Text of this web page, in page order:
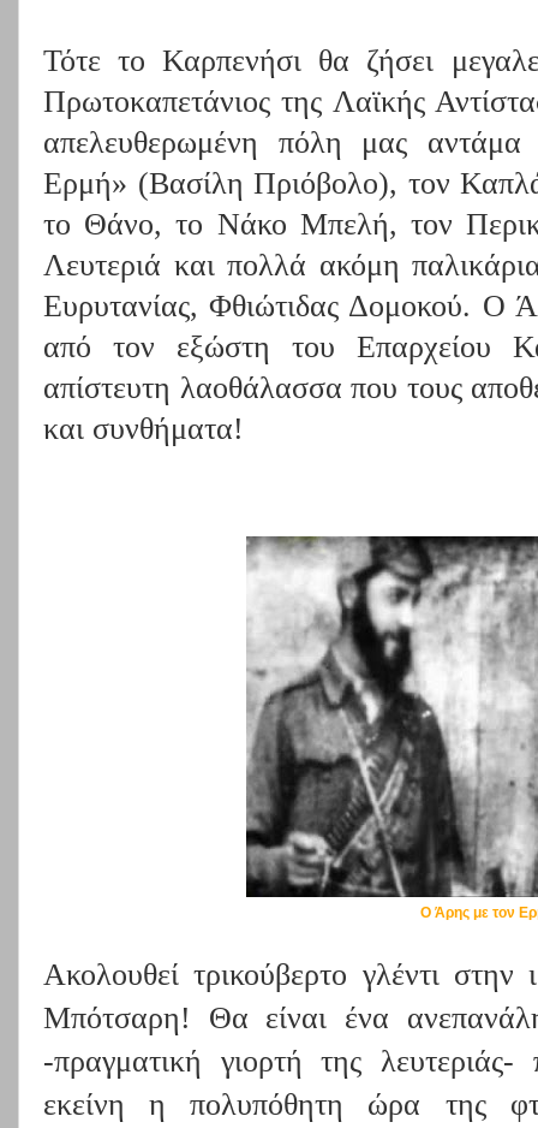
Τότε το Καρπενήσι θα ζήσει
Πρωτοκαπετάνιος της Λαϊκής
απελευθερωμένη πόλη μας
Ερμή» (Βασίλη Πριόβολο), τον
το Θάνο, το Νάκο Μπελή, τον
Λευτεριά και πολλά ακόμη
Ευρυτανίας, Φθιώτιδας Δομοκού. Ο
από τον εξώστη του Επαρχείου
απίστευτη λαοθάλασσα που τους
και συνθήματα!
Ο Άρης με τον
Ακολουθεί τρικούβερτο γλέντι
Μπότσαρη! Θα είναι ένα
-πραγματική γιορτή της
εκείνη η πολυπόθητη ώρα της